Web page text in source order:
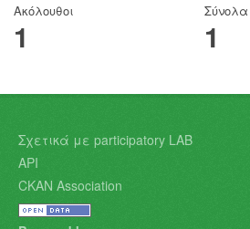
Ακόλουθοι
1 1
Σχετικά με participatory LAB
API
CKAN Association